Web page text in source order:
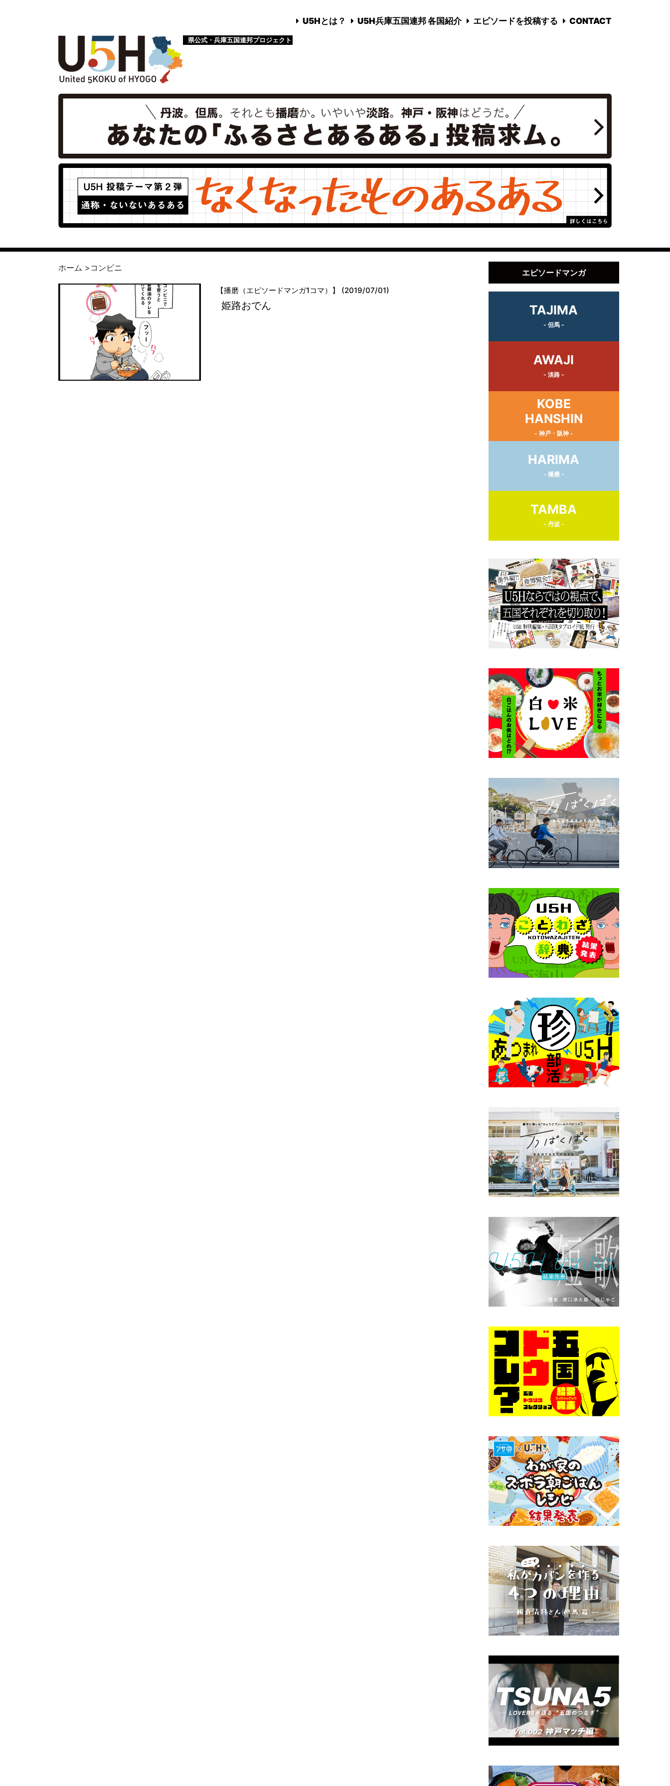
U5Hとは？ U5H兵庫五国連邦 各国紹介 エピソードを投稿する CONTACT
県公式・兵庫五国連邦プロジェクト
ホーム > コンビニ
【播磨（エピソードマンガ1コマ）】 (2019/07/01)
姫路おでん
エピソードマンガ
TAJIMA
- 但馬 -
AWAJI
- 淡路 -
KOBE
HANSHIN
- 神戸・阪神 -
HARIMA
- 播磨 -
TAMBA
- 丹波 -